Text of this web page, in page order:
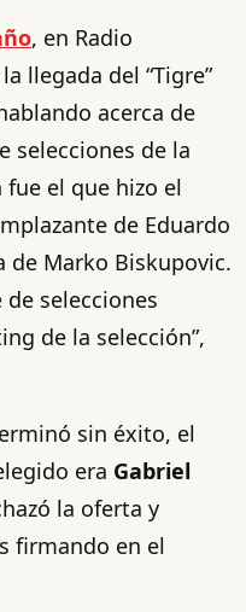
, en Radio
llegada del “Tigre”
acerca de
selecciones de la
fue el que hizo el
de Eduardo
de Marko Biskupovic.
selecciones
de la selección”,
sin éxito, el
era Gabriel
la oferta y
firmando en el